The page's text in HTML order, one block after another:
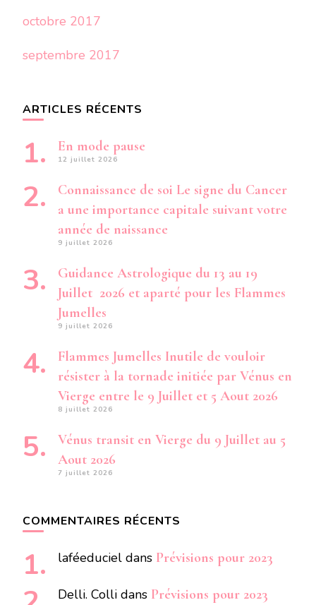
octobre 2017
septembre 2017
ARTICLES RÉCENTS
En mode pause
12 juillet 2026
Connaissance de soi Le signe du Cancer
a une importance capitale suivant votre
année de naissance
9 juillet 2026
Guidance Astrologique du 13 au 19
Juillet 2026 et aparté pour les Flammes
Jumelles
9 juillet 2026
Flammes Jumelles Inutile de vouloir
résister à la tornade initiée par Vénus en
Vierge entre le 9 Juillet et 5 Aout 2026
8 juillet 2026
Vénus transit en Vierge du 9 Juillet au 5
Aout 2026
7 juillet 2026
COMMENTAIRES RÉCENTS
laféeduciel dans Prévisions pour 2023
Delli. Colli dans Prévisions pour 2023